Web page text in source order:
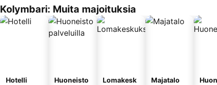
Kolymbari: Muita majoituksia
Hotelli
Huoneisto
Lomakesk
Majatalo